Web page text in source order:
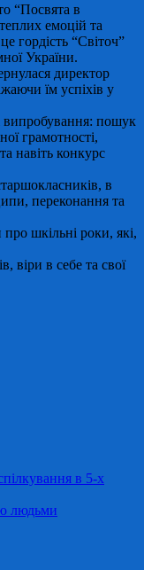
“Посвята в
емоцій та
гордість “Світоч”
України.
директор
їм успіхів у
випробування: пошук
грамотності,
навіть конкурс
в
переконання та
шкільні роки, які,
віри в себе та свої
в 5-х
людьми